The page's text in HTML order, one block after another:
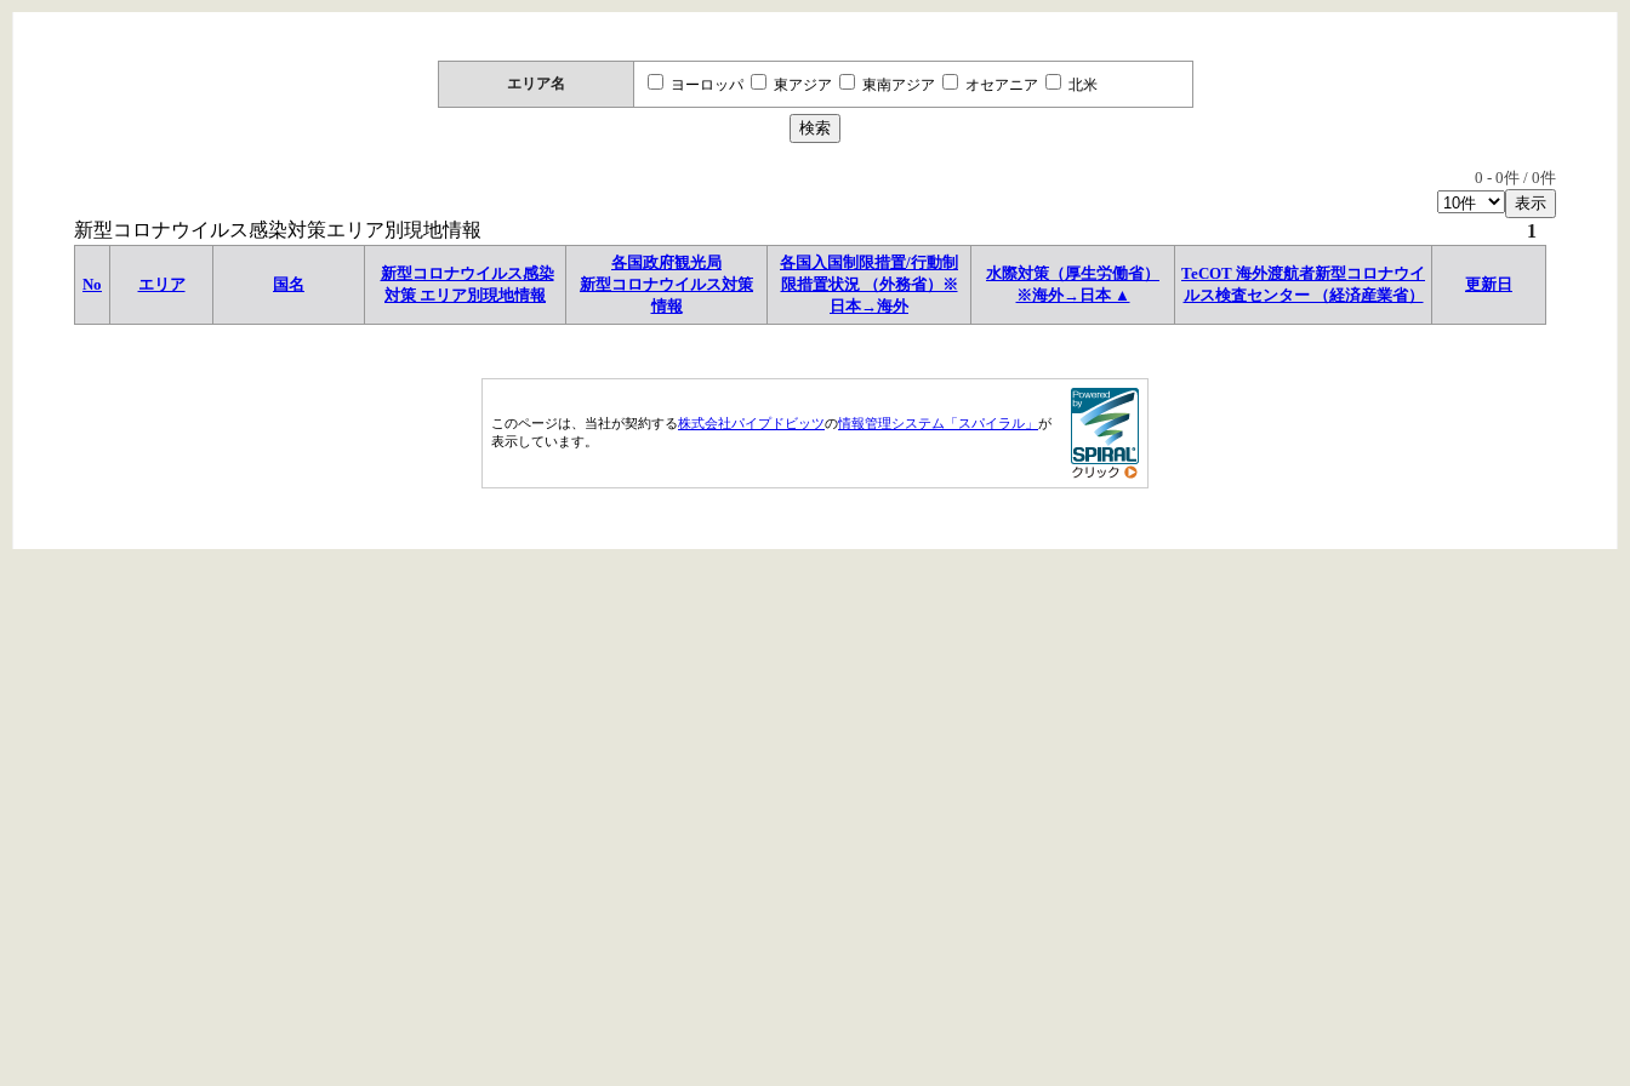
エリア名 ヨーロッパ 東アジア 東南アジア オセアニア 北米
0 - 0件 / 0件
新型コロナウイルス感染対策エリア別現地情報 1
No エリア 国名
新型コロナウイルス感染
対策 エリア別現地情報
各国政府観光局
新型コロナウイルス対策
情報
各国入国制限措置/行動制
限措置状況 （外務省）※
日本→海外
水際対策（厚生労働省）
※海外→日本 ▲
TeCOT 海外渡航者新型コロナウイ
ルス検査センター （経済産業省）
更新日
このページは、当社が契約する株式会社パイプドビッツの情報管理システム「スパイラル」 が
表示しています。